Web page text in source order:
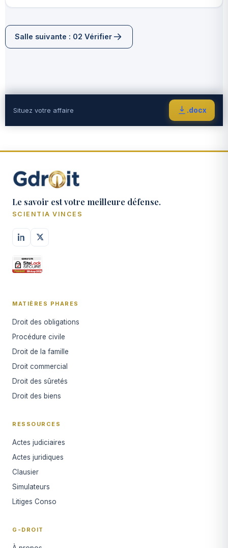
Salle suivante : 02 Vérifier
Situez votre affaire .docx
Le savoir est votre meilleure défense.
SCIENTIA VINCES
MATIÈRES PHARES
Droit des obligations
Procédure civile
Droit de la famille
Droit commercial
Droit des sûretés
Droit des biens
RESSOURCES
Actes judiciaires
Actes juridiques
Clausier
Simulateurs
Litiges Conso
G-DROIT